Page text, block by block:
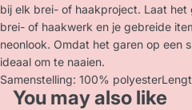
bij elk brei- of haakproject. Laat het
brei- of haakwerk en je gebreide
neonlook. Omdat het garen op een
ideaal om te naaien.
Samenstelling: 100%
You may also like